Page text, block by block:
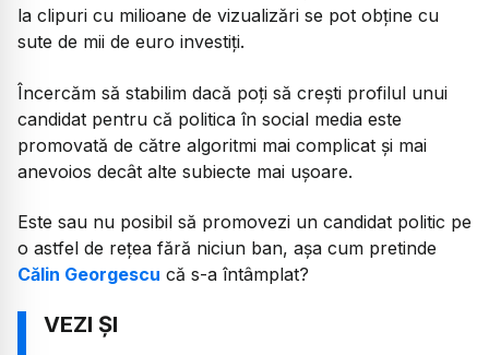
la clipuri cu milioane de vizualizări se pot obține cu
sute de mii de euro investiți.
Încercăm să stabilim dacă poți să crești profilul unui
candidat pentru că politica în social media este
promovată de către algoritmi mai complicat și mai
anevoios decât alte subiecte mai ușoare.
Este sau nu posibil să promovezi un candidat politic pe
o astfel de rețea fără niciun ban, așa cum pretinde
Călin Georgescu că s-a întâmplat?